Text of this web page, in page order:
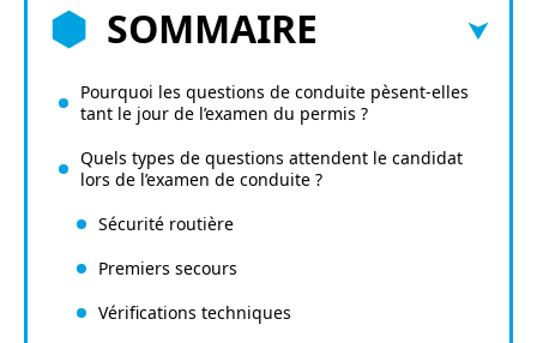
SOMMAIRE
Pourquoi les questions de conduite pèsent-elles
tant le jour de l’examen du permis ?
Quels types de questions attendent le candidat
lors de l’examen de conduite ?
Sécurité routière
Premiers secours
Vérifications techniques